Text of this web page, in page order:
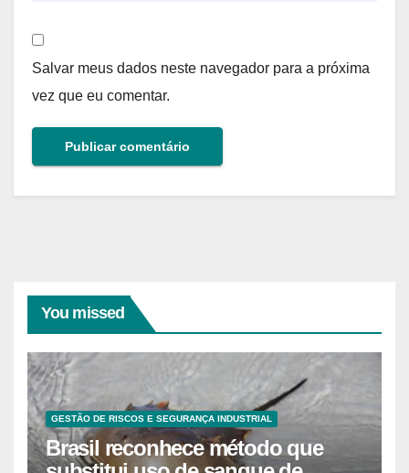
Salvar meus dados neste navegador para a próxima
vez que eu comentar.
You missed
GESTÃO DE RISCOS E SEGURANÇA INDUSTRIAL
Brasil reconhece método que